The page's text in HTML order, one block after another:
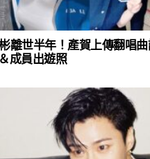
離世半年！產賀上傳翻唱
成員出遊照